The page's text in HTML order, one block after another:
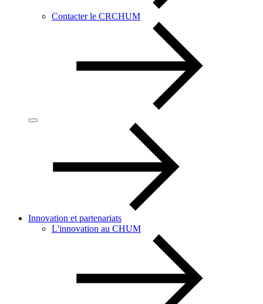
Contacter le CRCHUM
Innovation et partenariats
L'innovation au CHUM